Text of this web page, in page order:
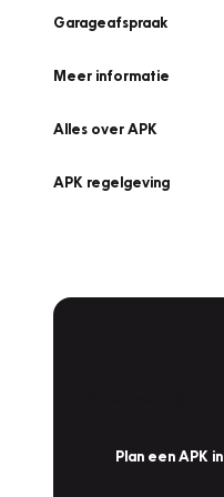
Garageafspraak
Meer informatie
Alles over APK
APK regelgeving
Plan een APK in